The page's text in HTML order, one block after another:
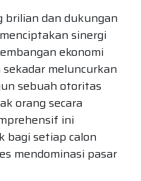
brilian dan dukungan
sinergi
ekonomi
meluncurkan
sebuah otoritas
orang secara
ini
bagi setiap calon
mendominasi pasar